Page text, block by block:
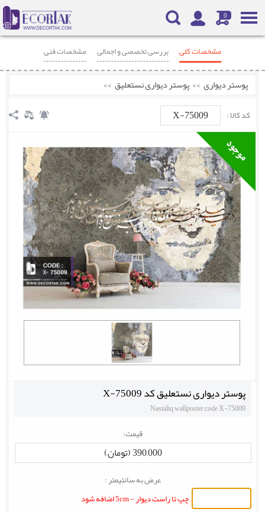
0
مشخصات کلی بررسی تخصصی و اجمالی
مشخصات فنی
محصولات مرتبط
پوستر دیواری >> پوستر دیواری نستعلیق >>
کد کالا : X-75009
پوستر دیواری نستعلیق کد X-75009
Nastaliq wallposter code X-75009
قیمت:
390,000 (تومان)
عرض به سانتیمتر :
چپ تا راست دیوار - 5cm اضافه شود